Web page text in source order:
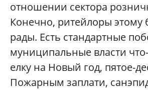
отношении сектора
Конечно, ритейлоры этому
рады. Есть стандартные
муниципальные власти
елку на Новый год, пятое-
Пожарным заплати,